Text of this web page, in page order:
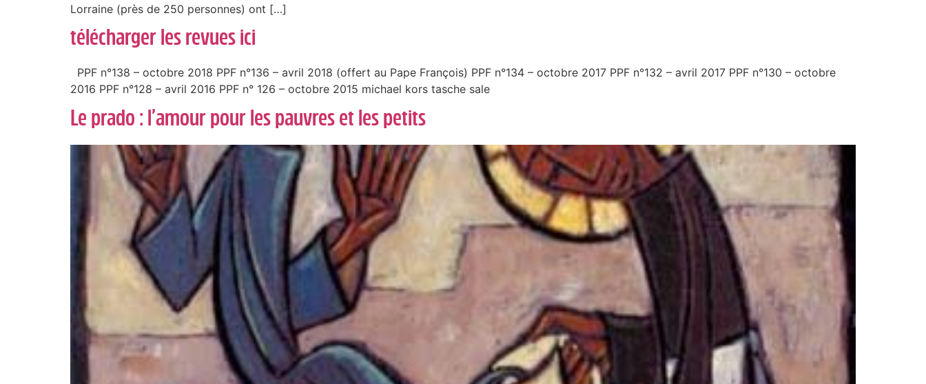
Lorraine (près de 250 personnes) ont […]
télécharger les revues ici
PPF n°138 – octobre 2018 PPF n°136 – avril 2018 (offert au Pape François) PPF n°134 – octobre 2017 PPF n°132 – avril 2017 PPF n°130 – octobre
2016 PPF n°128 – avril 2016 PPF n° 126 – octobre 2015 michael kors tasche sale
Le prado : l’amour pour les pauvres et les petits